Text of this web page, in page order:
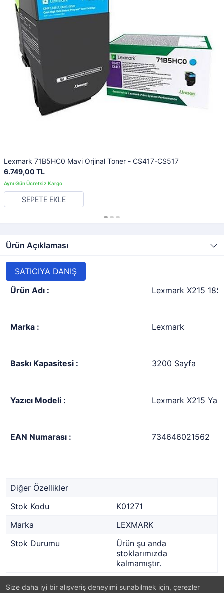
Size daha iyi bir alışveriş deneyimi sunabilmek için, çerezler
Lexmark 71B5HC0 Mavi Orjinal Toner - CS417-CS517
6.749,00 TL
SEPETE EKLE
Ürün Açıklaması
SATICIYA DANIŞ
Ürün Adı :
Lexmark X215
Marka : Lexmark
Baskı Kapasitesi : 3200 Sayfa
Yazıcı Modeli : Lexmark X215
EAN Numarası : 734646021562
Diğer Özellikler
Stok Kodu
K01271
Marka
LEXMARK
Stok Durumu
Ürün şu anda
stoklarımızda
kalmamıştır.